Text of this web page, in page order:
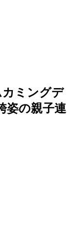
ミングデ
姿の親子連